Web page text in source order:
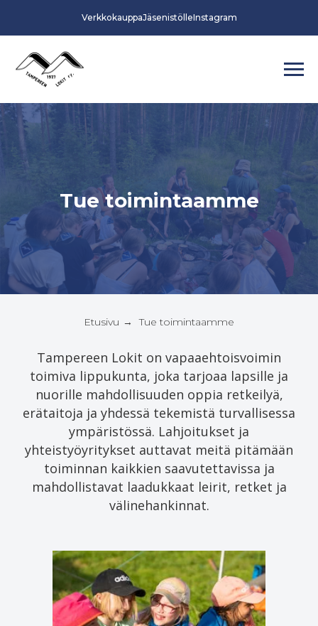
VerkkokauppaJäsenistölleInstagram
Tue toimintaamme
Etusivu → Tue toimintaamme
Tampereen Lokit on vapaaehtoisvoimin
toimiva lippukunta, joka tarjoaa lapsille ja
nuorille mahdollisuuden oppia retkeilyä,
erätaitoja ja yhdessä tekemistä turvallisessa
ympäristössä. Lahjoitukset ja
yhteistyöyritykset auttavat meitä pitämään
toiminnan kaikkien saavutettavissa ja
mahdollistavat laadukkaat leirit, retket ja
välinehankinnat.